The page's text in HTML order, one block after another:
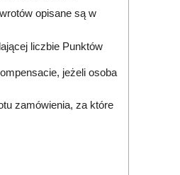
opisane są w
liczbie Punktów
jeżeli osoba
zamówienia, za które